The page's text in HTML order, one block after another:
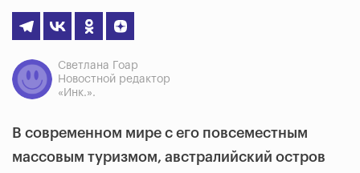
Светлана Гоар
Новостной редактор
«Инк.».
В современном мире с его повсеместным
массовым туризмом, австралийский остров